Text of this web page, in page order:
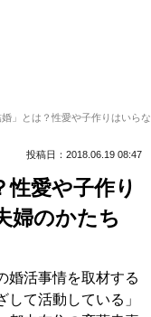
婚」とは？性愛や子作りはいらな
投稿日：2018.06.19 08:47
性愛や子作り
婦のかたち
活事情を取材する
て活動している」